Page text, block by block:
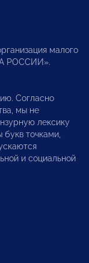
малого
РОССИИ».
Согласно
мы не
лексику
точками,
и социальной